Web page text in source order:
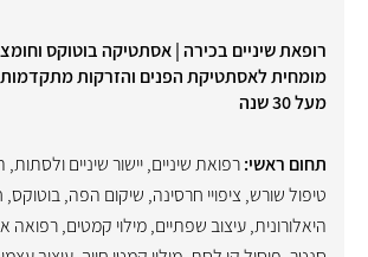
רופאת שיניים בכירה | אסתטיקה בוטוקס
מומחית לאסתטיקת הפנים והזרקות מתקדמות
מעל 30 שנה
תחום ראשי:רפואת שיניים,יישור שיניים ולסתות,
טיפול שורש, ציפויי חרסינה, שיקום הפה,בוטוקס,
היאלורונית,עיצוב שפתיים,מילוי קמטים,רפואה